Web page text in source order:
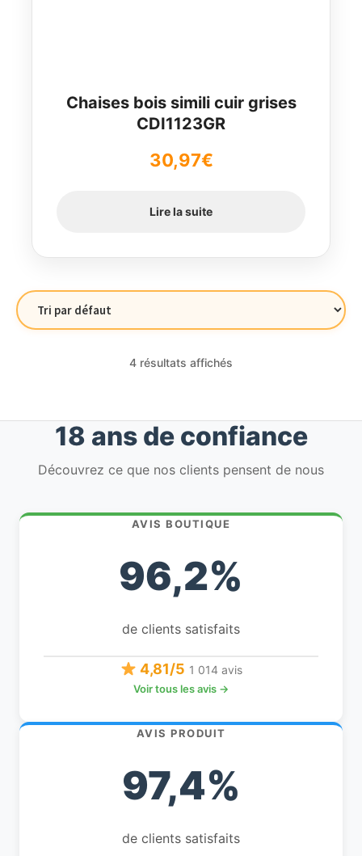
Chaises bois simili cuir grises
CDI1123GR
30,97€
Lire la suite
4 résultats affichés
18 ans de confiance
Découvrez ce que nos clients pensent de nous
AVIS BOUTIQUE
96,2%
de clients satisfaits
4,81/5 1 014 avis
Voir tous les avis →
AVIS PRODUIT
97,4%
de clients satisfaits